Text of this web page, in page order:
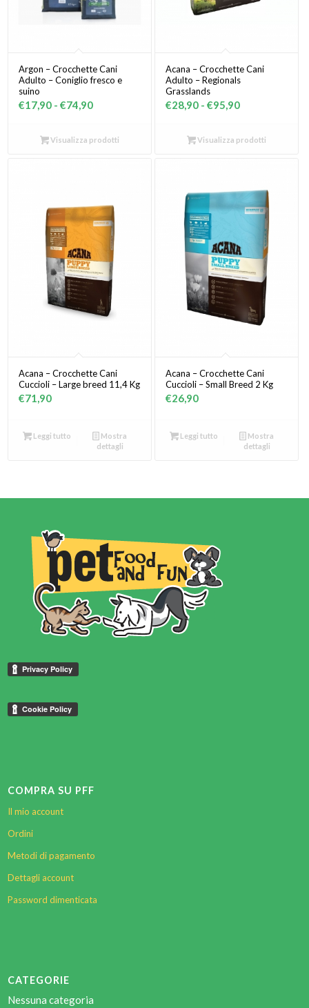
Argon – Crocchette Cani
Adulto – Coniglio fresco e
suino
€17,90 - €74,90Fascia
prezzo:
€74,90
Visualizza prodotti
Acana – Crocchette Cani
Adulto – Regionals
Grasslands
€28,90 - €95,90Fascia
prezzo:
€95,90
Visualizza prodotti
Acana – Crocchette Cani
Cuccioli – Large breed 11,4 Kg
€71,90
Leggi tutto
Mostra
dettagli
Acana – Crocchette Cani
Cuccioli – Small Breed 2 Kg
€26,90
Leggi tutto
Mostra
dettagli
COMPRA SU PFF
Il mio account
Ordini
Metodi di pagamento
Dettagli account
Password dimenticata
CATEGORIE
Nessuna categoria